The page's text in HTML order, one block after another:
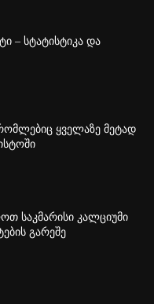
– სტატისტიკა და
ყველაზე მეტად
საკმარისი კალციუმი
გარეშე